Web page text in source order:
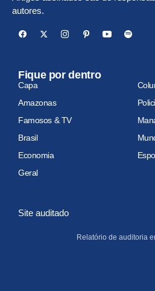
autores.
Fique por dentro
Capa
Amazonas
Famosos & TV
Brasil
Economia
Geral
Site auditado
Relatório de auditoria